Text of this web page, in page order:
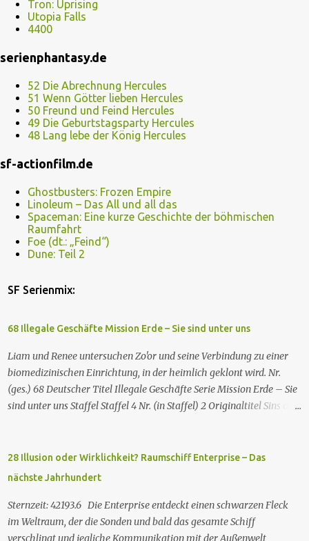
Tron: Uprising
Utopia Falls
4400
serienphantasy.de
52 Die Abrechnung Hercules
51 Wenn Götter lieben Hercules
50 Freund und Feind Hercules
49 Die Geburtstagsparty Hercules
48 Lang lebe der König Hercules
sf-actionfilm.de
Ghostbusters: Frozen Empire
Linoleum – Das All und all das
Spaceman: Eine kurze Geschichte der böhmischen
Raumfahrt
Foe (dt.: „Feind“)
Dune: Teil 2
SF Serienmix:
68 Illegale Geschäfte Mission Erde – Sie sind unter uns
Liam und Renee untersuchen Zo'or und seine Verbindung zu einer
biomedizinischen Einrichtung, in der heimlich geklont wird. Nr.
(ges.) 68 Deutscher Titel Illegale Geschäfte Serie Mission Erde – Sie
sind unter uns Staffel Staffel 4 Nr. (in Staffel) 2 Original­titel Sins of
25. Sep. 2001 Es kommt eine außerirdische Rasse, die Taelons oder
Gefährten genannt wird, auf die Erde. Sie bieten den Menschen auf
Hungersnöte eindämmen, Umweltprobleme lösen und Konflikte
beenden können. Im Gegenzug verlangen sie, dass man sie auf der
Erde leben lässt. Doch eine Gruppe von Erdlingen, die an der
28 Illusion oder Wirklichkeit? Raumschiff Enterprise – Das
nächste Jahrhundert
Sternzeit: 42193.6 Die Enterprise entdeckt einen schwarzen Fleck
im Weltraum, der die Sonden und bald das gesamte Schiff
verschlingt und jegliche Kommunikation mit der Außenwelt